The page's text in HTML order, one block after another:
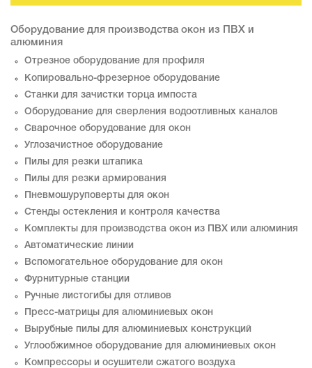
Оборудование для производства окон из ПВХ и
алюминия
Отрезное оборудование для профиля
Копировально-фрезерное оборудование
Станки для зачистки торца импоста
Оборудование для сверления водоотливных каналов
Сварочное оборудование для окон
Углозачистное оборудование
Пилы для резки штапика
Пилы для резки армирования
Пневмошуруповерты для окон
Стенды остекления и контроля качества
Комплекты для производства окон из ПВХ или алюминия
Автоматические линии
Вспомогательное оборудование для окон
Фурнитурные станции
Ручные листогибы для отливов
Пресс-матрицы для алюминиевых окон
Вырубные пилы для алюминиевых конструкций
Углообжимное оборудование для алюминиевых окон
Компрессоры и осушители сжатого воздуха